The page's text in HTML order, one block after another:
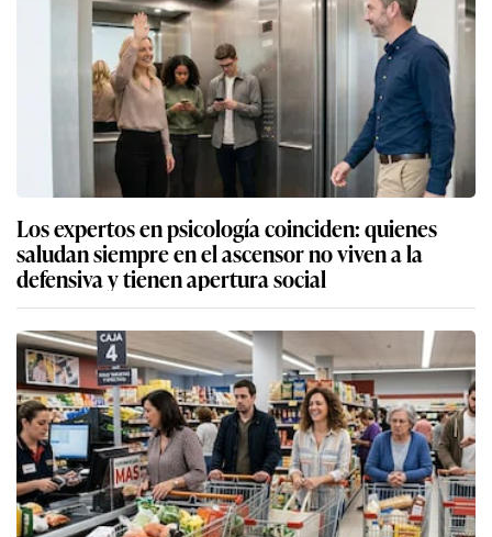
Los expertos en psicología coinciden: quienes
saludan siempre en el ascensor no viven a la
defensiva y tienen apertura social